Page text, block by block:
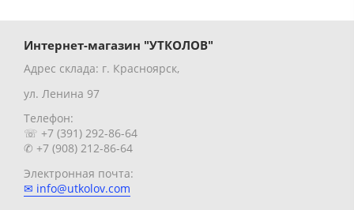
Интернет-магазин "УТКОЛОВ"
Адрес склада: г. Красноярск,
ул. Ленина 97
Телефон:
☏ +7 (391) 292-86-64
✆ +7 (908) 212-86-64
Электронная почта:
✉ info@utkolov.com